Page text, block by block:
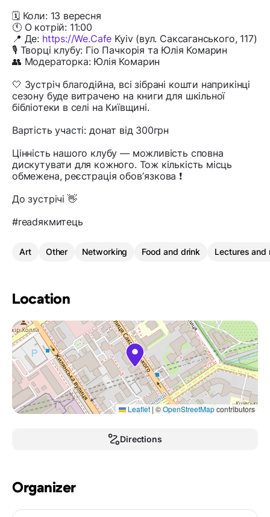
🗓 Коли: 13 вересня
🕚 О котрій: 11:00
📍 Де: https://We.Cafe Kyiv (вул. Саксаганського, 117)
🎙 Творці клубу: Гіо Пачкорія та Юлія Комарин
👥 Модераторка: Юлія Комарин
🤍 Зустріч благодійна, всі зібрані кошти наприкінці
сезону буде витрачено на книги для шкільної
бібліотеки в селі на Київщині.
Вартість участі: донат від 300грн
Цінність нашого клубу — можливість сповна
дискутувати для кожного. Тож кількість місць
обмежена, реєстрація обовʼязкова ❗️
До зустрічі 👋
#readякмитець
Art Other Networking Food and drink Lectures and
Location
Leaflet|©OpenStreetMapcontributors
Directions
Organizer